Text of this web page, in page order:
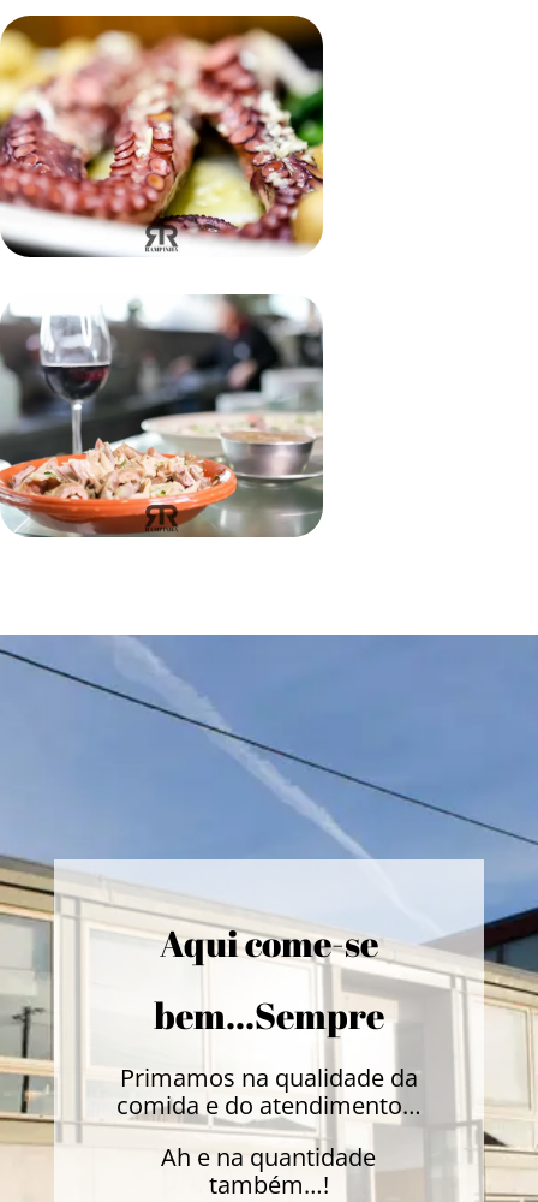
Aqui come-se
bem...Sempre
Primamos na qualidade da
comida e do atendimento…
Ah e na quantidade
também…!